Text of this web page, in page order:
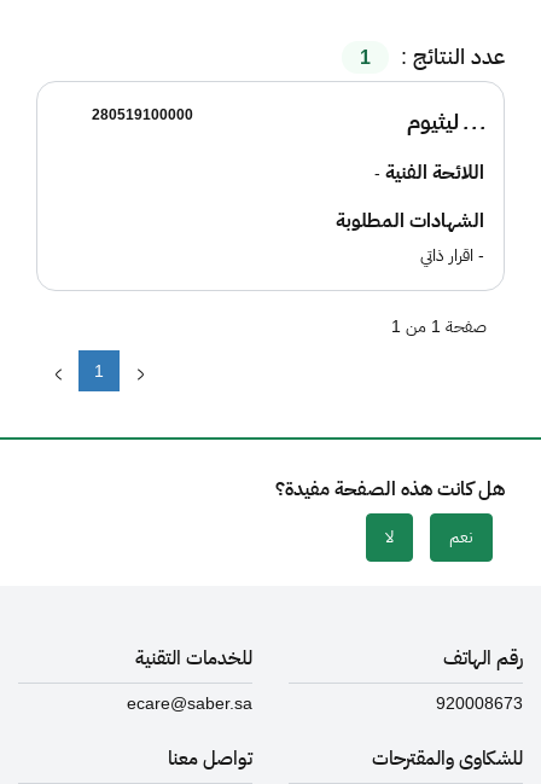
عدد النتائج : 1
280519100000 ـ ـ ـ ليثيوم
اللائحة الفنية -
الشهادات المطلوبة
- اقرار ذاتي
1
صفحة 1 من 1
هل كانت هذه الصفحة مفيدة؟
نعم لا
رقم الهاتف
920008673
للخدمات التقنية
ecare@saber.sa
للشكاوى والمقترحات تواصل معنا